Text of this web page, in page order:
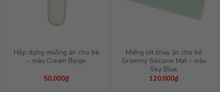
Hộp đựng muỗng ăn cho bé
– màu Cream Beige
50,000₫
Miếng lót khay ăn cho bé
Grommy Silicone Mat – màu
Sky Blue
120,000₫